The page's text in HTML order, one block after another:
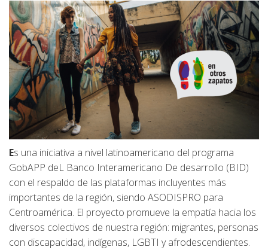
Es una iniciativa a nivel latinoamericano del programa
GobAPP deL Banco Interamericano De desarrollo (BID)
con el respaldo de las plataformas incluyentes más
importantes de la región, siendo ASODISPRO para
Centroamérica. El proyecto promueve la empatía hacia los
diversos colectivos de nuestra región: migrantes, personas
con discapacidad, indígenas, LGBTI y afrodescendientes.